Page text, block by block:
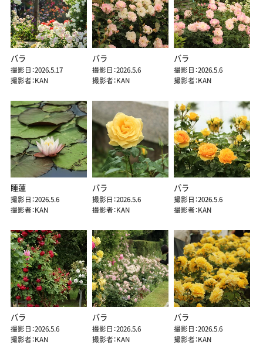
バラ
撮影日：2026.5.17
撮影者：KAN
バラ
撮影日：2026.5.6
撮影者：KAN
バラ
撮影日：2026.5.6
撮影者：KAN
睡蓮
撮影日：2026.5.6
撮影者：KAN
バラ
撮影日：2026.5.6
撮影者：KAN
バラ
撮影日：2026.5.6
撮影者：KAN
バラ
撮影日：2026.5.6
撮影者：KAN
バラ
撮影日：2026.5.6
撮影者：KAN
バラ
撮影日：2026.5.6
撮影者：KAN